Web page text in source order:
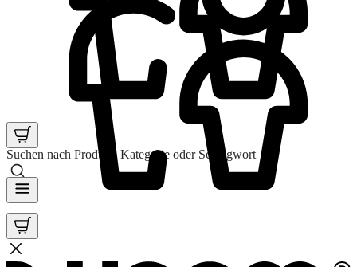
Suchen nach Produkt, Kategorie oder Schlagwort